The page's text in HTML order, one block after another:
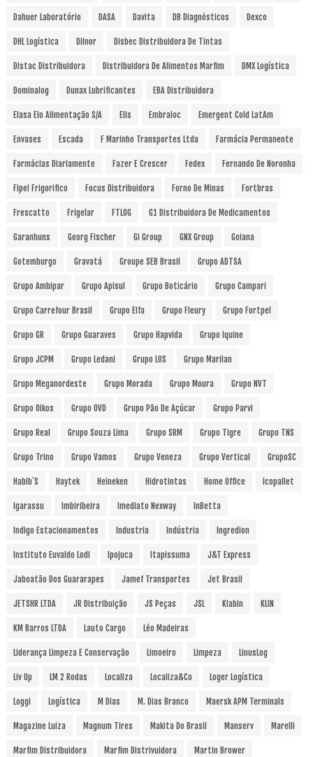
Dahuer Laboratório DASA Davita DB Diagnósticos Dexco
DHL Logística Dilnor Disbec Distribuidora De Tintas
Distac Distribuidora Distribuidora De Alimentos Marfim DMX Logística
Dominalog Dunax Lubrificantes EBA Distribuidora
Elasa Elo Alimentação S/A Elis Embraloc Emergent Cold LatAm
Envases Escada F Marinho Transportes Ltda Farmácia Permanente
Farmácias Diariamente Fazer E Crescer Fedex Fernando De Noronha
Fipel Frigorifico Focus Distribuidora Forno De Minas Fortbras
Frescatto Frigelar FTLOG G1 Distribuidora De Medicamentos
Garanhuns Georg Fischer Gi Group GNX Group Goiana
Gotemburgo Gravatá Groupe SEB Brasil Grupo ADTSA
Grupo Ambipar Grupo Apisul Grupo Boticário Grupo Campari
Grupo Carrefour Brasil Grupo Elfa Grupo Fleury Grupo Fortpel
Grupo GR Grupo Guaraves Grupo Hapvida Grupo Iquine
Grupo JCPM Grupo Ledani Grupo LOS Grupo Marilan
Grupo Meganordeste Grupo Morada Grupo Moura Grupo NVT
Grupo Oikos Grupo OVD Grupo Pão De Açúcar Grupo Parvi
Grupo Real Grupo Souza Lima Grupo SRM Grupo Tigre Grupo TNS
Grupo Trino Grupo Vamos Grupo Veneza Grupo Vertical GrupoSC
Habib´s Haytek Heineken Hidrotintas Home Office Icopallet
Igarassu Imbiribeira Imediato Nexway InBetta
Indigo Estacionamentos Industria Indústria Ingredion
Instituto Euvaldo Lodi Ipojuca Itapissuma J&T Express
Jaboatão Dos Guararapes Jamef Transportes Jet Brasil
JETSHR LTDA JR Distribuição JS Peças JSL Klabin KLIN
KM Barros LTDA Lauto Cargo Léo Madeiras
Liderança Limpeza E Conservação Limoeiro Limpeza LinusLog
Liv Up LM 2 Rodas Localiza Localiza&Co Loger Logística
Loggi Logística M Dias M. Dias Branco Maersk APM Terminals
Magazine Luiza Magnum Tires Makita Do Brasil Manserv Marelli
Marfim Distribuidora Marfim Distrivuidora Martin Brower